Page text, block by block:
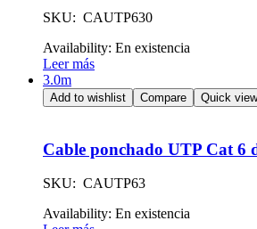
SKU: CAUTP630
Availability: En existencia
Leer más
3.0m
Add to wishlist Compare Quick view
Cable ponchado UTP Cat 6
SKU: CAUTP63
Availability: En existencia